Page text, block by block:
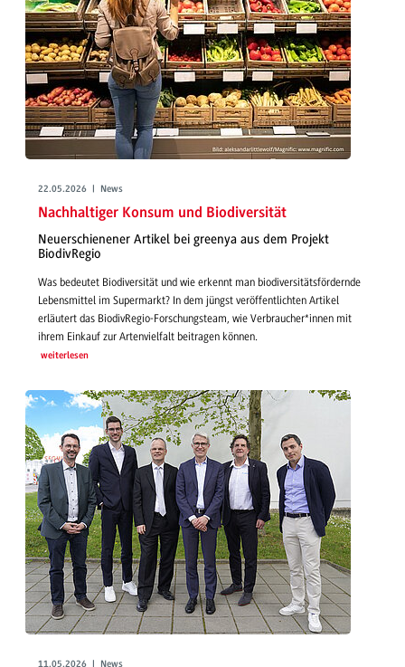
22.05.2026 | News
Nachhaltiger Konsum und Biodiversität
Neuerschienener Artikel bei greenya aus dem Projekt
BiodivRegio
Was bedeutet Biodiversität und wie erkennt man biodiversitätsfördernde
Lebensmittel im Supermarkt? In dem jüngst veröffentlichten Artikel
erläutert das BiodivRegio-Forschungsteam, wie Verbraucher*innen mit
ihrem Einkauf zur Artenvielfalt beitragen können.
weiterlesen
11.05.2026 | News